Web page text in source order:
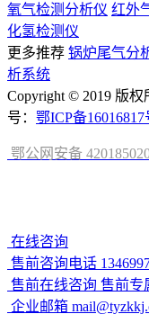
氧气检测分析仪 红外
化氢检测仪
更多推荐 锅炉尾气分
析系统
Copyright © 2019 版
号： 鄂ICP备16016817
鄂公网安备
在线咨询
售前咨询电话
售前在线咨询 售前专
企业邮箱